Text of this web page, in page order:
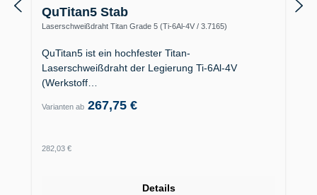
QuTitan5 Stab
Laserschweißdraht Titan Grade 5 (Ti-6Al-4V / 3.7165)
QuTitan5 ist ein hochfester Titan-
Laserschweißdraht der Legierung Ti-6Al-4V
(Werkstoff…
Varianten ab 267,75 €
Regulärer Preis:
282,03 €
Details